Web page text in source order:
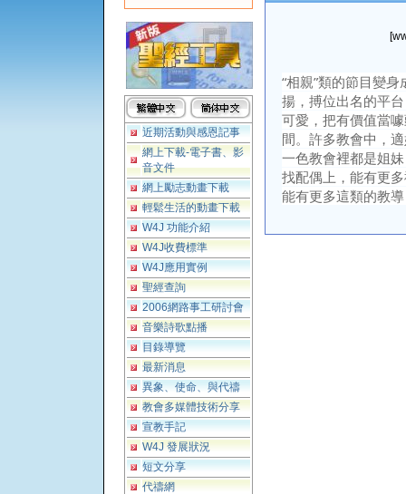
近期活動與感恩記事
網上下載-電子書、影
音文件
網上勵志動畫下載
輕鬆生活的動畫下載
W4J 功能介紹
W4J收費標準
W4J應用實例
聖經查詢
2006網路事工研討會
音樂詩歌點播
目錄導覽
最新消息
異象、使命、與代禱
教會多媒體技術分享
宣教手記
W4J 發展狀況
短文分享
代禱網
“相親”類的節目變
揚，搏位出名的平
可愛，把有價值當
間。許多教會中，
一色教會裡都是姐
找配偶上，能有更
能有更多這類的教